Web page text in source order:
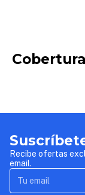
Recibe ofertas
email.